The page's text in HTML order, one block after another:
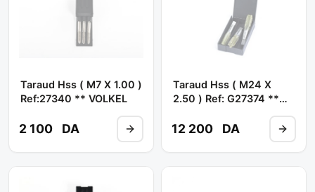
Taraud Hss ( M7 X 1.00 )
Ref:27340 ** VOLKEL
2 100 DA
Taraud Hss ( M24 X
2.50 ) Ref: G27374 **
12 200 DA